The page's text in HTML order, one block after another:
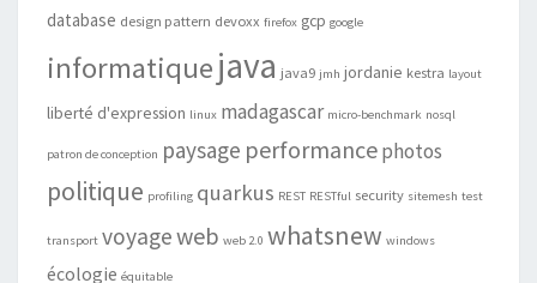
database design pattern devoxx firefox gcp google
informatiquejava java9 jmh jordanie kestra layout
liberté d'expression linux madagascar micro-benchmark nosql
patron de conception paysage performancephotos
politique profiling quarkus REST RESTful security sitemesh test
transport voyageweb web 2.0 whatsnew windows
écologie équitable